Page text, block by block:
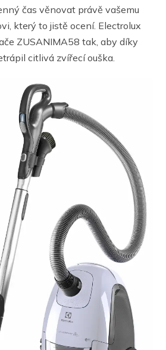
čas věnovat právě vašemu
který to jistě ocení. Electrolux
ZUSANIMA58 tak, aby díky
citlivá zvířecí ouška.